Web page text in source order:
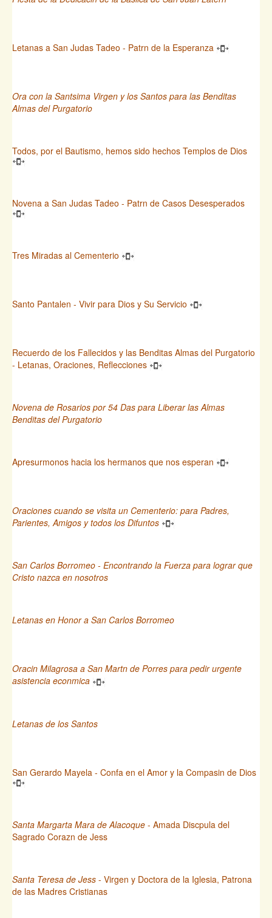
Letanas a San Judas Tadeo - Patrn de la Esperanza
Ora con la Santsima Virgen y los Santos para las Benditas
Almas del Purgatorio
Todos, por el Bautismo, hemos sido hechos Templos de Dios
Novena a San Judas Tadeo - Patrn de Casos Desesperados
Tres Miradas al Cementerio
Santo Pantalen - Vivir para Dios y Su Servicio
Recuerdo de los Fallecidos y las Benditas Almas del Purgatorio
- Letanas, Oraciones, Reflecciones
Novena de Rosarios por 54 Das para Liberar las Almas
Benditas del Purgatorio
Apresurmonos hacia los hermanos que nos esperan
Oraciones cuando se visita un Cementerio: para Padres,
Parientes, Amigos y todos los Difuntos
San Carlos Borromeo - Encontrando la Fuerza para lograr que
Cristo nazca en nosotros
Letanas en Honor a San Carlos Borromeo
Oracin Milagrosa a San Martn de Porres para pedir urgente
asistencia econmica
Letanas de los Santos
San Gerardo Mayela - Confa en el Amor y la Compasin de Dios
Santa Margarta Mara de Alacoque - Amada Discpula del
Sagrado Corazn de Jess
Santa Teresa de Jess - Virgen y Doctora de la Iglesia, Patrona
de las Madres Cristianas